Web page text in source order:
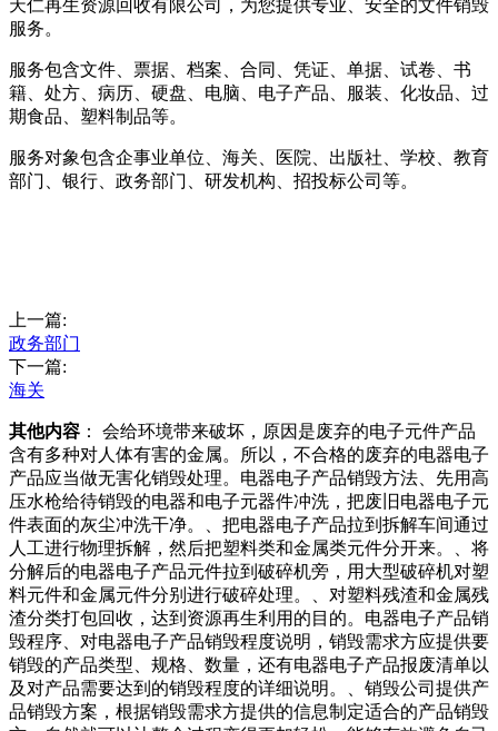
天仁再生资源回收有限公司，为您提供专业、安全的文件销毁
服务。
服务包含文件、票据、档案、合同、凭证、单据、试卷、书
籍、处方、病历、硬盘、电脑、电子产品、服装、化妆品、过
期食品、塑料制品等。
服务对象包含企事业单位、海关、医院、出版社、学校、教育
部门、银行、政务部门、研发机构、招投标公司等。
上一篇:
政务部门
下一篇:
海关
其他内容 ： 会给环境带来破坏，原因是废弃的电子元件产品
含有多种对人体有害的金属。所以，不合格的废弃的电器电子
产品应当做无害化销毁处理。电器电子产品销毁方法、先用高
压水枪给待销毁的电器和电子元器件冲洗，把废旧电器电子元
件表面的灰尘冲洗干净。、把电器电子产品拉到拆解车间通过
人工进行物理拆解，然后把塑料类和金属类元件分开来。、将
分解后的电器电子产品元件拉到破碎机旁，用大型破碎机对塑
料元件和金属元件分别进行破碎处理。、对塑料残渣和金属残
渣分类打包回收，达到资源再生利用的目的。电器电子产品销
毁程序、对电器电子产品销毁程度说明，销毁需求方应提供要
销毁的产品类型、规格、数量，还有电器电子产品报废清单以
及对产品需要达到的销毁程度的详细说明。、销毁公司提供产
品销毁方案，根据销毁需求方提供的信息制定适合的产品销毁